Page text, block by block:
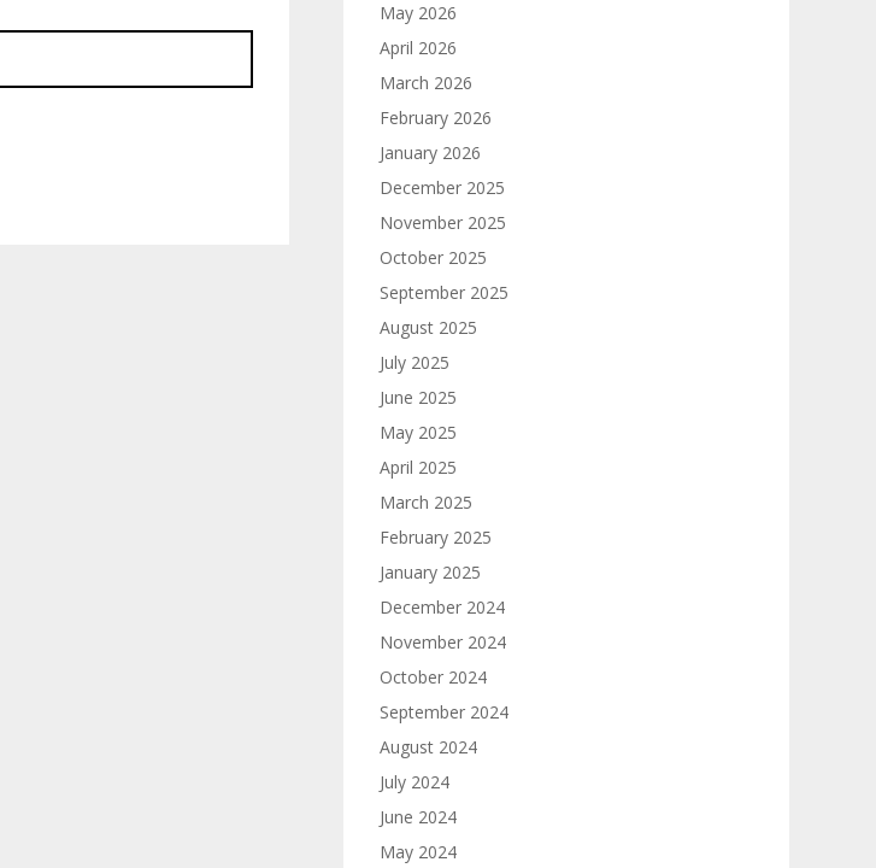
May 2026
April 2026
March 2026
February 2026
January 2026
December 2025
November 2025
October 2025
September 2025
August 2025
July 2025
June 2025
May 2025
April 2025
March 2025
February 2025
January 2025
December 2024
November 2024
October 2024
September 2024
August 2024
July 2024
June 2024
May 2024